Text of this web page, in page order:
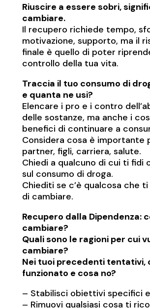
Riuscire a essere sobri,
cambiare.
Il recupero richiede tempo,
motivazione, supporto, ma il
finale è quello di poter
controllo della tua vita.
Traccia il tuo consumo di
e quanta ne usi?
Elencare i pro e i contro
delle sostanze, ma anche i
benefici di continuare a
Considera cosa è importante
partner, figli, carriera, salute.
Chiedi a qualcuno di cui ti fidi
sul consumo di droga.
Chiediti se c’è qualcosa che
di cambiare.
Recupero dalla Dipendenza:
cambiare?
Quali sono le ragioni per cui
cambiare?
Nei tuoi precedenti tentativi,
funzionato e cosa no?
– Stabilisci obiettivi specifici
– Rimuovi qualsiasi cosa ti